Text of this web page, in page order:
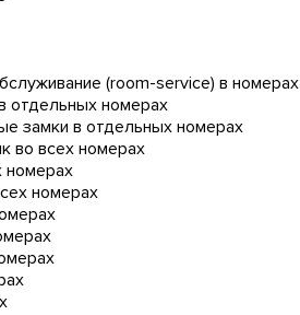
(room-service) в номерах
отдельных номерах
замки в отдельных номерах
во всех номерах
номерах
номерах